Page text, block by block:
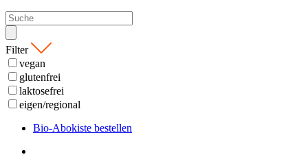
Filter
vegan
glutenfrei
laktosefrei
eigen/regional
Bio-Abokiste bestellen